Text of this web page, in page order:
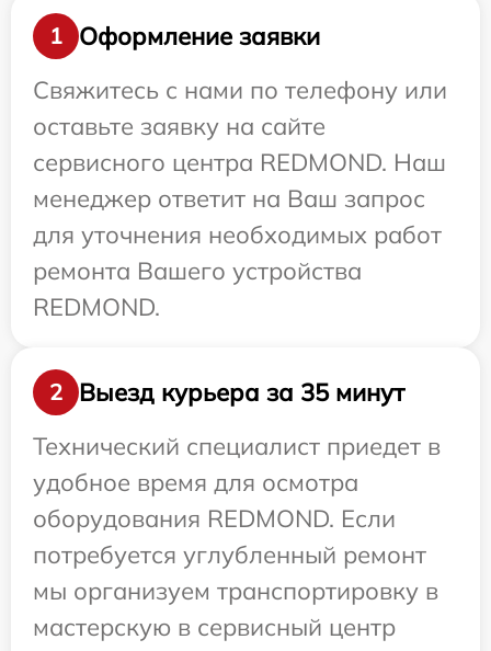
1
Оформление заявки
Свяжитесь с нами по телефону или
оставьте заявку на сайте
сервисного центра REDMOND. Наш
менеджер ответит на Ваш запрос
для уточнения необходимых работ
ремонта Вашего устройства
REDMOND.
2
Выезд курьера за 35 минут
Технический специалист приедет в
удобное время для осмотра
оборудования REDMOND. Если
потребуется углубленный ремонт
мы организуем транспортировку в
мастерскую в сервисный центр